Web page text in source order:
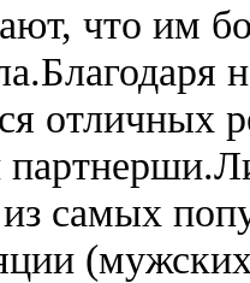
что им
отличных
самых